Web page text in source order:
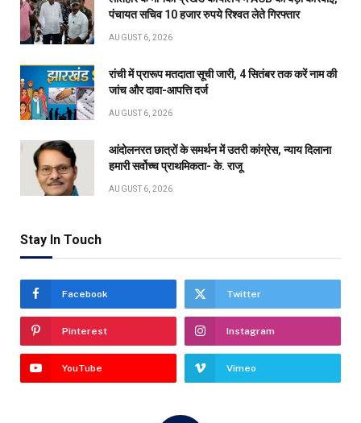
पंचायत सचिव 10 हजार रुपये रिश्वत लेते गिरफ्तार
AUGUST 6, 2026
रांची में प्रारूप मतदाता सूची जारी, 4 सितंबर तक करें नाम की
जांच और दावा-आपत्ति दर्ज
AUGUST 6, 2026
आंदोलनरत छात्रों के समर्थन में उतरी कांग्रेस, न्याय दिलाना
हमारी सर्वोच्च प्राथमिकता- के. राजू
AUGUST 6, 2026
Stay In Touch
Facebook Twitter
Pinterest Instagram
YouTube Vimeo